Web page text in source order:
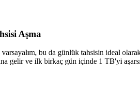
Aşma
bu da günlük tahsisin ideal
gelir ve ilk birkaç gün içinde 1 TB'yi